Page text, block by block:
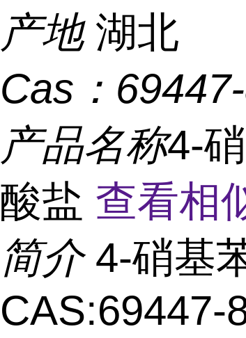
产地 湖北
Cas：
产品名称4-
酸盐 查看相
简介 4-硝基
CAS:69447-